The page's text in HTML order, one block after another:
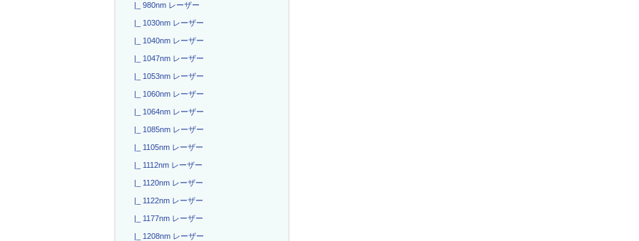
|_ 980nm レーザー
|_ 1030nm レーザー
|_ 1040nm レーザー
|_ 1047nm レーザー
|_ 1053nm レーザー
|_ 1060nm レーザー
|_ 1064nm レーザー
|_ 1085nm レーザー
|_ 1105nm レーザー
|_ 1112nm レーザー
|_ 1120nm レーザー
|_ 1122nm レーザー
|_ 1177nm レーザー
|_ 1208nm レーザー